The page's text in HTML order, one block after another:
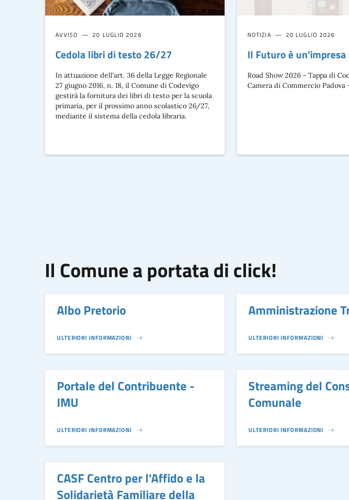
AVVISO 20 LUGLIO 2026
Cedola libri di testo 26/27
In attuazione dell'art. 36 della Legge Regionale
27 giugno 2016, n. 18, il Comune di Codevigo
gestirà la fornitura dei libri di testo per la scuola
primaria, per il prossimo anno scolastico 26/27,
mediante il sistema della cedola libraria.
NOTIZIA 20 LUGLIO 2026
Il Futuro è
Road Show 2026 - Tappa di
Camera di Commercio Padova
Il Comune a portata di click!
Albo Pretorio
ULTERIORI INFORMAZIONI
Amministrazione
ULTERIORI INFORMAZIONI
Portale del Contribuente -
IMU
ULTERIORI INFORMAZIONI
Streaming del
Comunale
ULTERIORI INFORMAZIONI
CASF Centro per l'Affido e la
Solidarietà Familiare della